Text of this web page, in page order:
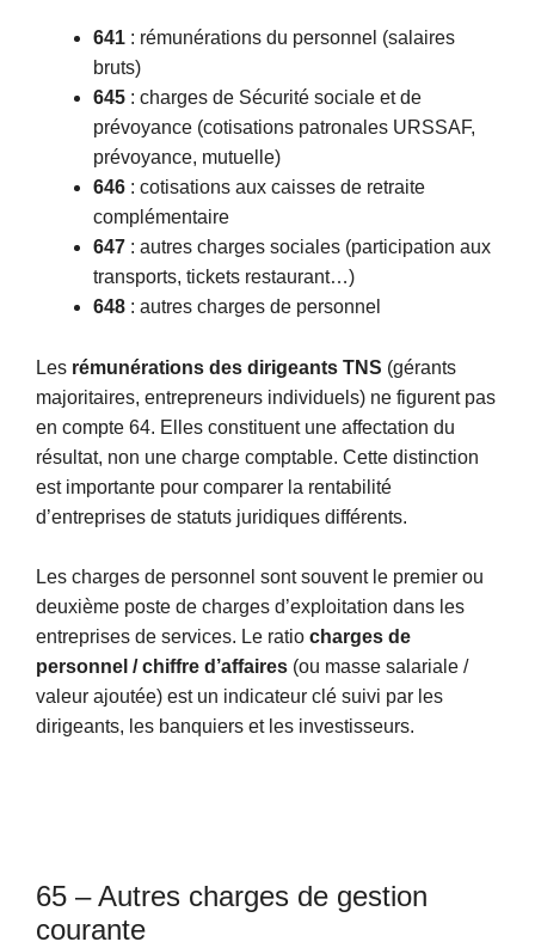
641 : rémunérations du personnel (salaires
bruts)
645 : charges de Sécurité sociale et de
prévoyance (cotisations patronales URSSAF,
prévoyance, mutuelle)
646 : cotisations aux caisses de retraite
complémentaire
647 : autres charges sociales (participation aux
transports, tickets restaurant…)
648 : autres charges de personnel
Les rémunérations des dirigeants TNS (gérants
majoritaires, entrepreneurs individuels) ne figurent pas
en compte 64. Elles constituent une affectation du
résultat, non une charge comptable. Cette distinction
est importante pour comparer la rentabilité
d’entreprises de statuts juridiques différents.
Les charges de personnel sont souvent le premier ou
deuxième poste de charges d’exploitation dans les
entreprises de services. Le ratio charges de
personnel / chiffre d’affaires (ou masse salariale /
valeur ajoutée) est un indicateur clé suivi par les
dirigeants, les banquiers et les investisseurs.
65 – Autres charges de gestion
courante